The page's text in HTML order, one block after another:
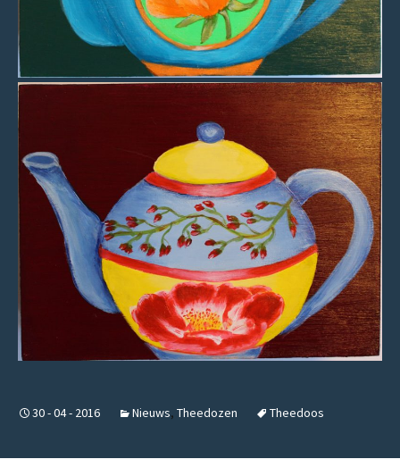
30 - 04 - 2016 Nieuws, Theedozen Theedoos